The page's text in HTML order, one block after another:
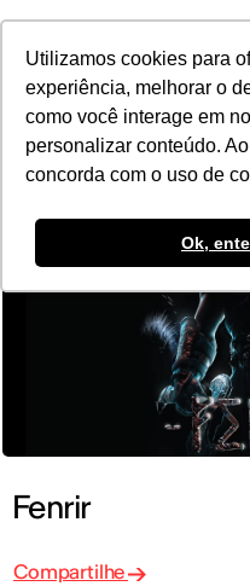
Utilizamos cookies para
experiência, melhorar o
como você interage em
personalizar conteúdo.
concorda com o uso de
Ok,
POR
Fenrir
Compartilhe